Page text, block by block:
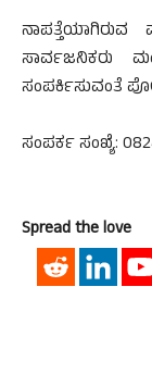
ಸಾರ್ವಜನಿಕರು
ಸಂಪರ್ಕಿಸುವಂತೆ
ಸಂಪರ್ಕ ಸಂಖ್ಯೆ:
Spread the love